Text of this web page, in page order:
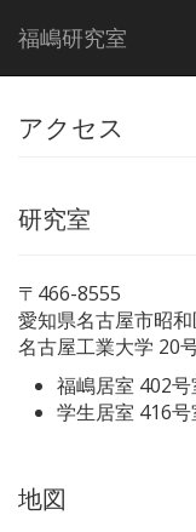
福嶋研究室
アクセス
研究室
〒466-8555
愛知県名古屋市昭
名古屋工業大学 20
福嶋居室 402号
学生居室 416号
地図